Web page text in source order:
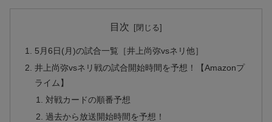
目次
5月6日(月)の試合一覧［井上尚弥vsネリ他］
井上尚弥vsネリ戦の試合開始時間を予想！【Amazonプ
ライム】
対戦カードの順番予想
過去から放送開始時間を予想！